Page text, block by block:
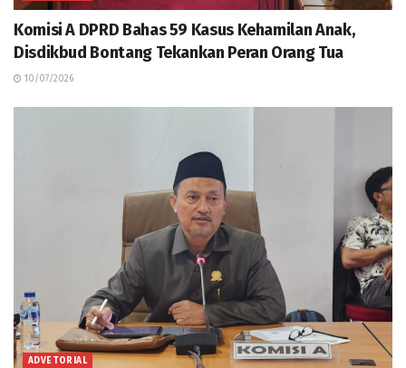
Komisi A DPRD Bahas 59 Kasus Kehamilan Anak,
Disdikbud Bontang Tekankan Peran Orang Tua
10/07/2026
ADVETORIAL